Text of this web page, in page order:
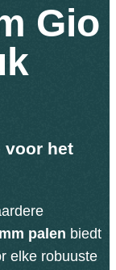
Gio
voor het
palen biedt
elke robuuste